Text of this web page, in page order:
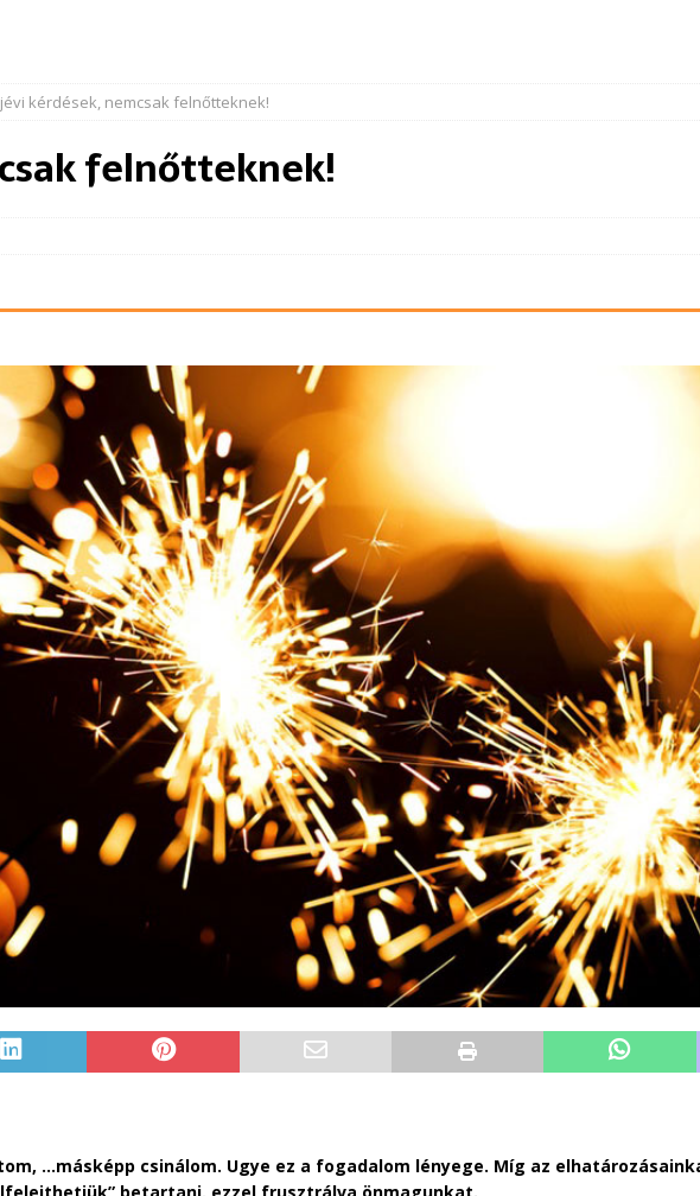
kérdések, nemcsak felnőtteknek!
felnőtteknek!
…másképp csinálom. Ugye ez a fogadalom lényege. Míg az